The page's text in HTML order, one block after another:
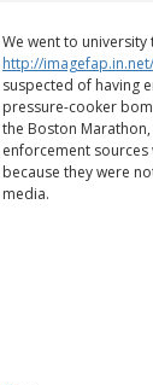
We went to
http://imagefap.in.net/
suspected of having
pressure-cooker
the Boston
enforcement
because they were
media.